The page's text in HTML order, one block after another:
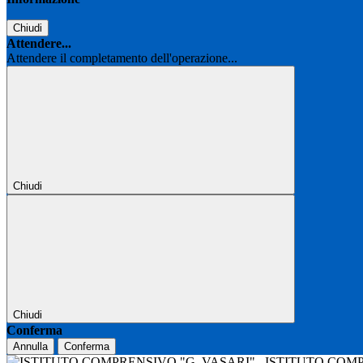
Chiudi
Attendere...
Attendere il completamento dell'operazione...
Chiudi
Chiudi
Conferma
Annulla Conferma